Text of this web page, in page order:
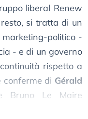
liberal Renew
si tratta di un
politico -
- e di un governo
rispetto a
conferme di Gérald
Le Maire